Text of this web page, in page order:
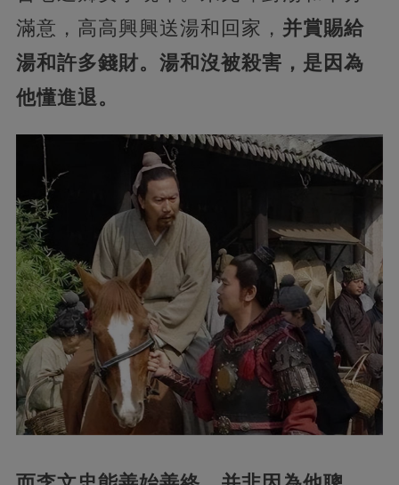
滿意，高高興興送湯和回家， 并賞賜給
湯和許多錢財。湯和沒被殺害，是因為
他懂進退。